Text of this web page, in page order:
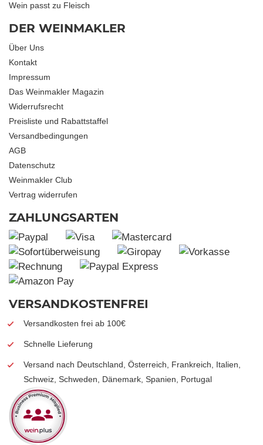
Wein passt zu Fleisch
DER WEINMAKLER
Über Uns
Kontakt
Impressum
Das Weinmakler Magazin
Widerrufsrecht
Preisliste und Rabattstaffel
Versandbedingungen
AGB
Datenschutz
Weinmakler Club
Vertrag widerrufen
ZAHLUNGSARTEN
VERSANDKOSTENFREI
Versandkosten frei ab 100€
Schnelle Lieferung
Versand nach Deutschland, Österreich, Frankreich, Italien,
Schweiz, Schweden, Dänemark, Spanien, Portugal